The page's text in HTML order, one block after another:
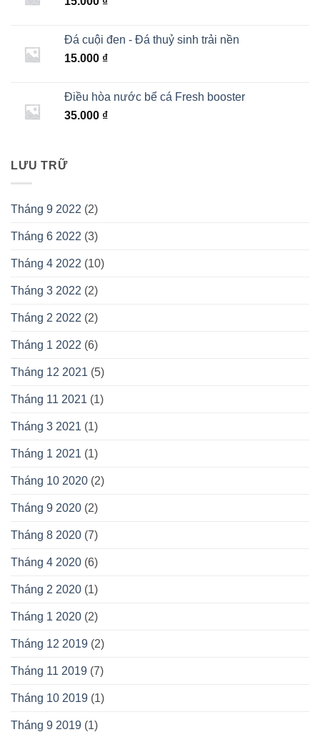
Đá cuội đen - Đá thuỷ sinh trải nền
15.000 ₫
Điều hòa nước bể cá Fresh booster
35.000 ₫
LƯU TRỮ
Tháng 9 2022 (2)
Tháng 6 2022 (3)
Tháng 4 2022 (10)
Tháng 3 2022 (2)
Tháng 2 2022 (2)
Tháng 1 2022 (6)
Tháng 12 2021 (5)
Tháng 11 2021 (1)
Tháng 3 2021 (1)
Tháng 1 2021 (1)
Tháng 10 2020 (2)
Tháng 9 2020 (2)
Tháng 8 2020 (7)
Tháng 4 2020 (6)
Tháng 2 2020 (1)
Tháng 1 2020 (2)
Tháng 12 2019 (2)
Tháng 11 2019 (7)
Tháng 10 2019 (1)
Tháng 9 2019 (1)